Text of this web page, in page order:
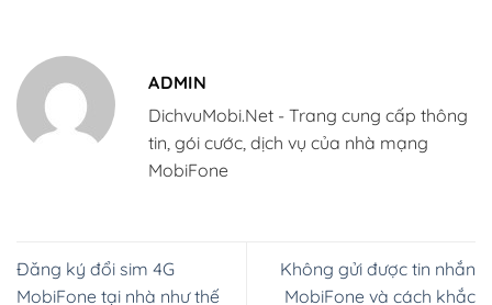
ADMIN
DichvuMobi.Net - Trang cung cấp thông
tin, gói cước, dịch vụ của nhà mạng
MobiFone
Đăng ký đổi sim 4G
MobiFone tại nhà như thế
Không gửi được tin nhắn
MobiFone và cách khắc